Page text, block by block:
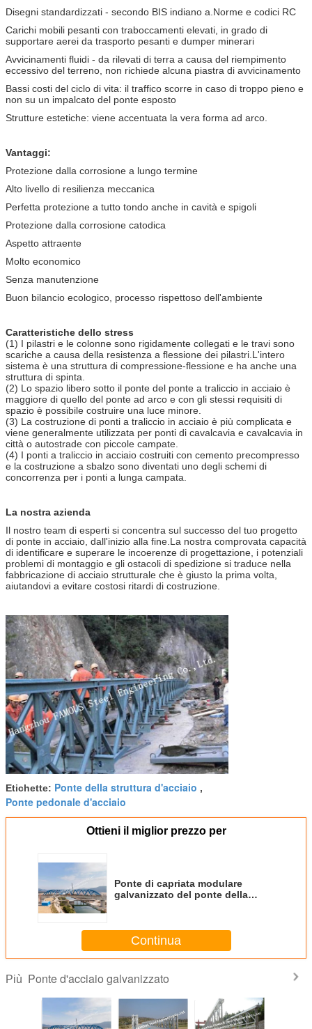
Disegni standardizzati - secondo BIS indiano a.Norme e codici RC
Carichi mobili pesanti con traboccamenti elevati, in grado di
supportare aerei da trasporto pesanti e dumper minerari
Avvicinamenti fluidi - da rilevati di terra a causa del riempimento
eccessivo del terreno, non richiede alcuna piastra di avvicinamento
Bassi costi del ciclo di vita: il traffico scorre in caso di troppo pieno e
non su un impalcato del ponte esposto
Strutture estetiche: viene accentuata la vera forma ad arco.
Vantaggi:
Protezione dalla corrosione a lungo termine
Alto livello di resilienza meccanica
Perfetta protezione a tutto tondo anche in cavità e spigoli
Protezione dalla corrosione catodica
Aspetto attraente
Molto economico
Senza manutenzione
Buon bilancio ecologico, processo rispettoso dell'ambiente
Caratteristiche dello stress
(1) I pilastri e le colonne sono rigidamente collegati e le travi sono
scariche a causa della resistenza a flessione dei pilastri.L'intero
sistema è una struttura di compressione-flessione e ha anche una
struttura di spinta.
(2) Lo spazio libero sotto il ponte del ponte a traliccio in acciaio è
maggiore di quello del ponte ad arco e con gli stessi requisiti di
spazio è possibile costruire una luce minore.
(3) La costruzione di ponti a traliccio in acciaio è più complicata e
viene generalmente utilizzata per ponti di cavalcavia e cavalcavia in
città o autostrade con piccole campate.
(4) I ponti a traliccio in acciaio costruiti con cemento precompresso
e la costruzione a sbalzo sono diventati uno degli schemi di
concorrenza per i ponti a lunga campata.
La nostra azienda
Il nostro team di esperti si concentra sul successo del tuo progetto
di ponte in acciaio, dall'inizio alla fine.La nostra comprovata capacità
di identificare e superare le incoerenze di progettazione, i potenziali
problemi di montaggio e gli ostacoli di spedizione si traduce nella
fabbricazione di acciaio strutturale che è giusto la prima volta,
aiutandovi a evitare costosi ritardi di costruzione.
Etichette: Ponte della struttura d'acciaio ,
Ponte pedonale d'acciaio
Ottieni il miglior prezzo per
Ponte di capriata modulare
galvanizzato del ponte della
principale della strada
Continua
Più Ponte d'acciaio galvanizzato